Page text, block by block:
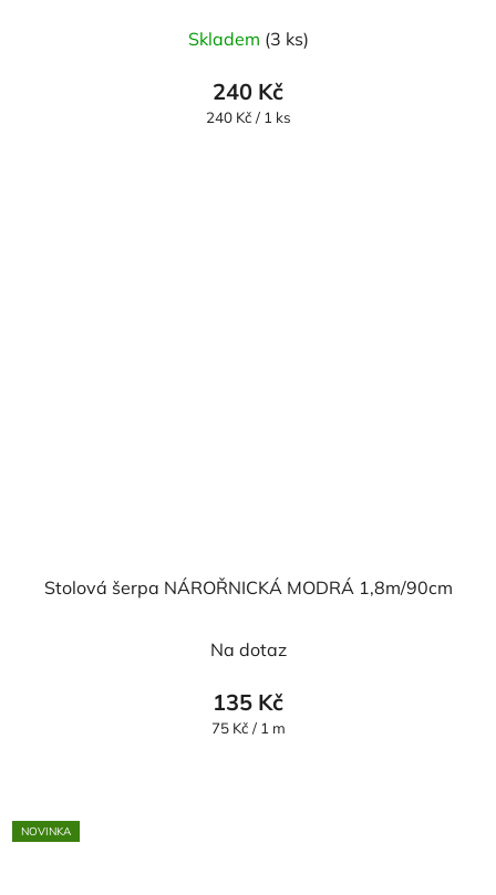
Skladem (3 ks)
240 Kč
Měrná
240 Kč / 1 ks
Stolová šerpa NÁROŘNICKÁ MODRÁ 1,8m/90cm
Na dotaz
135 Kč
Měrná
75 Kč / 1 m
NOVINKA